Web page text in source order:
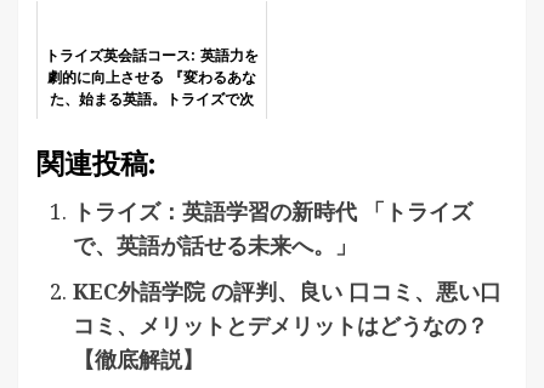
トライズ英会話コース: 英語力を
劇的に向上させる 『変わるあな
た、始まる英語。トライズで次
関連投稿:
トライズ：英語学習の新時代 「トライズ
で、英語が話せる未来へ。」
KEC外語学院 の評判、良い 口コミ、悪い口
コミ、メリットとデメリットはどうなの？
【徹底解説】